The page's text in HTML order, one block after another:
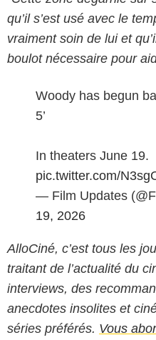
qu’il s’est usé avec le
vraiment soin de lui et
boulot nécessaire pour
Woody has begun
5’
In theaters June 19.
pic.twitter.com/
— Film Updates
19, 2026
AlloCiné, c’est tous les
traitant de l’actualité du
interviews, des
anecdotes insolites et
séries préférés. Vous